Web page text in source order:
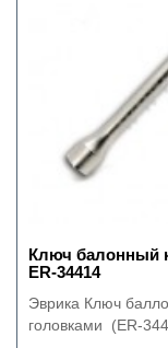
Ключ балонный
ER-34414
Эврика Ключ
головками (ER-